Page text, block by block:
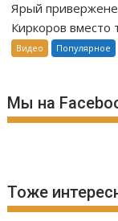
Ярый
Киркоров вместо
Видео Популярное
Мы на
Тоже